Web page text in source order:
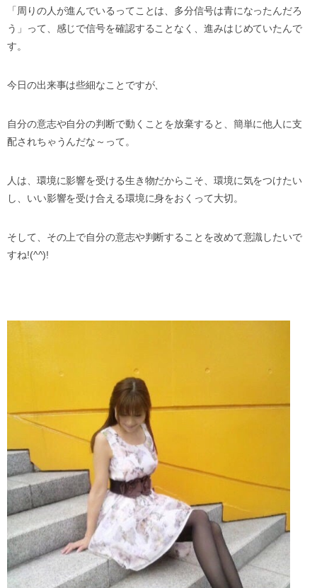
「周りの人が進んでいるってことは、多分信号は青になったんだろ
う」って、感じで信号を確認することなく、進みはじめていたんで
す。
今日の出来事は些細なことですが、
自分の意志や自分の判断で動くことを放棄すると、簡単に他人に支
配されちゃうんだな～って。
人は、環境に影響を受ける生き物だからこそ、環境に気をつけたい
し、いい影響を受け合える環境に身をおくって大切。
そして、その上で自分の意志や判断することを改めて意識したいで
すね!(^^)!